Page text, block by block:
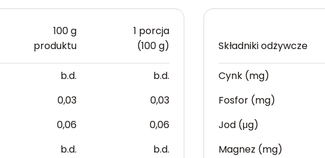
100 g
produktu
1 porcja
(100 g)
b.d.
b.d.
0,03
0,03
0,06
0,06
b.d.
b.d.
Składniki odżywcze
Cynk (mg)
Fosfor (mg)
Jod (μg)
Magnez (mg)